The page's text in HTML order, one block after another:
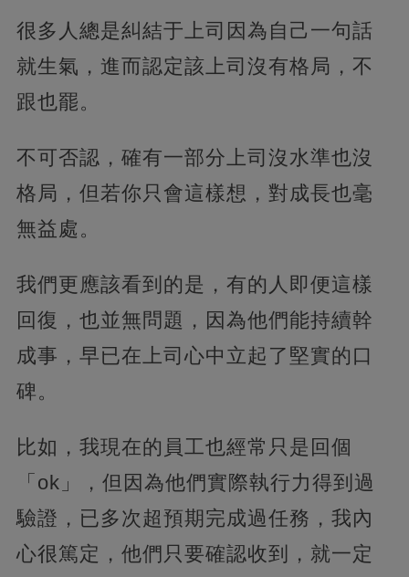
很多人總是糾結于上司因為自己一句話
就生氣，進而認定該上司沒有格局，不
跟也罷。
不可否認，確有一部分上司沒水準也沒
格局，但若你只會這樣想，對成長也毫
無益處。
我們更應該看到的是，有的人即便這樣
回復，也並無問題，因為他們能持續幹
成事，早已在上司心中立起了堅實的口
碑。
比如，我現在的員工也經常只是回個
「ok」，但因為他們實際執行力得到過
驗證，已多次超預期完成過任務，我內
心很篤定，他們只要確認收到，就一定